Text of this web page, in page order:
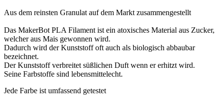
Aus dem reinsten Granulat auf dem Markt zusammengestellt
Das MakerBot PLA Filament ist ein atoxisches Material aus Zucker,
welcher aus Mais gewonnen wird.
Dadurch wird der Kunststoff oft auch als biologisch abbaubar
bezeichnet.
Der Kunststoff verbreitet süßlichen Duft wenn er erhitzt wird.
Seine Farbstoffe sind lebensmittelecht.
Jede Farbe ist umfassend getestet